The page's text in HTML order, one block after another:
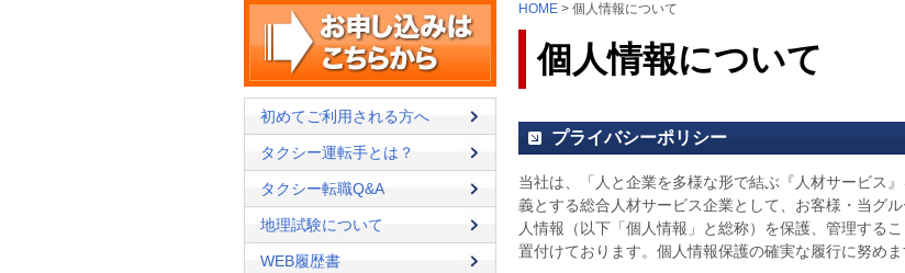
初めてご利用される方へ
タクシー運転手とは？
タクシー転職Q&A
地理試験について
WEB履歴書
HOME > 個人情報について
個人情報について
プライバシーポリシー
当社は、「人と企業を多様な形で結ぶ『人材サービス
義とする総合人材サービス企業として、お客様・当グ
人情報（以下「個人情報」と総称）を保護、管理する
置付けております。個人情報保護の確実な履行に努めま